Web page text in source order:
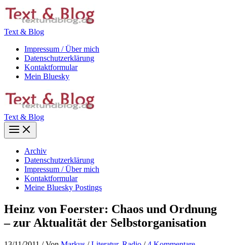
Zum
Inhalt
Text & Blog
Impressum / Über mich
Datenschutzerklärung
Kontaktformular
Mein Bluesky
Text & Blog
Main
Menu
Archiv
Datenschutzerklärung
Impressum / Über mich
Kontaktformular
Meine Bluesky Postings
Heinz von Foerster: Chaos und Ordnung
– zur Aktualität der Selbstorganisation